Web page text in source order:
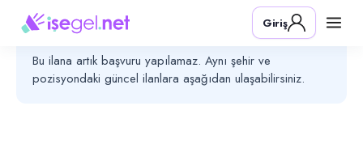
Pozisyon
Garson (35.000 TL + Bahşiş + Yemek)
Firma
İks Gıda (Beylikdüzü)
Bu ilanın başvuru süresi sona ermiştir
Bu ilana artık başvuru yapılamaz. Aynı şehir ve
pozisyondaki güncel ilanlara aşağıdan ulaşabilirsiniz.
Giriş